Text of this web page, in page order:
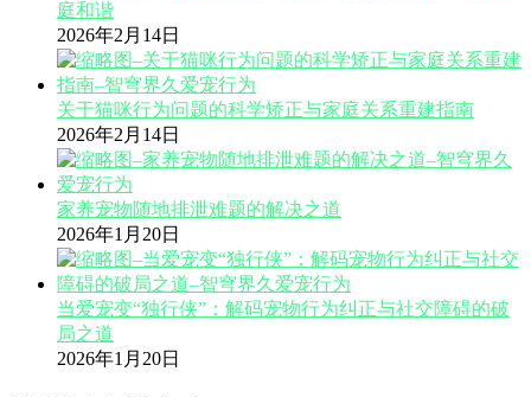
庭和谐
2026年2月14日
关于猫咪行为问题的科学矫正与家庭关系重建指南
2026年2月14日
家养宠物随地排泄难题的解决之道
2026年1月20日
当爱宠变“独行侠”：解码宠物行为纠正与社交障碍的破
局之道
2026年1月20日